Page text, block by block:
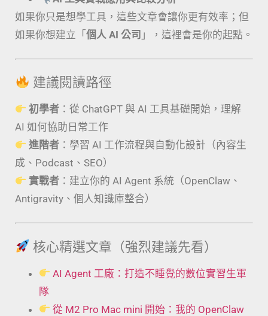
如果你只是想學工具，這些文章會讓你更有效率；但
如果你想建立「 個人 AI 公司 」，這裡會是你的起點。
建議閱讀路徑
初學者 ：從 ChatGPT 與 AI 工具基礎開始，理解
AI 如何協助日常工作
進階者 ：學習 AI 工作流程與自動化設計（內容生
成、Podcast、SEO）
實戰者 ：建立你的 AI Agent 系統（OpenClaw、
Antigravity、個人知識庫整合）
核心精選文章（強烈建議先看）
AI Agent 工廠：打造不睡覺的數位實習生軍
隊
從 M2 Pro Mac mini 開始：我的 OpenClaw